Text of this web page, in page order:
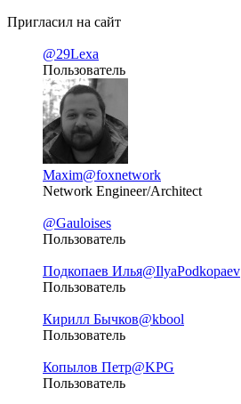
Пригласил на сайт
@29Lexa
Пользователь
Maxim@foxnetwork
Network Engineer/Architect
@Gauloises
Пользователь
Подкопаев Илья@IlyaPodkopaev
Пользователь
Кирилл Бычков@kbool
Пользователь
Копылов Петр@KPG
Пользователь